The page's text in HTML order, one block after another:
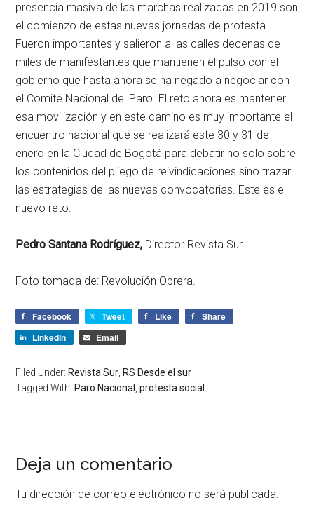
presencia masiva de las marchas realizadas en 2019 son
el comienzo de estas nuevas jornadas de protesta.
Fueron importantes y salieron a las calles decenas de
miles de manifestantes que mantienen el pulso con el
gobierno que hasta ahora se ha negado a negociar con
el Comité Nacional del Paro. El reto ahora es mantener
esa movilización y en este camino es muy importante el
encuentro nacional que se realizará este 30 y 31 de
enero en la Ciudad de Bogotá para debatir no solo sobre
los contenidos del pliego de reivindicaciones sino trazar
las estrategias de las nuevas convocatorias. Este es el
nuevo reto.
Pedro Santana Rodríguez, Director Revista Sur.
Foto tomada de: Revolución Obrera.
Facebook Tweet Like
Share
LinkedIn
Email
Filed Under: Revista Sur, RS Desde el sur
Tagged With: Paro Nacional ,protesta social
Deja un comentario
Tu dirección de correo electrónico no será publicada.